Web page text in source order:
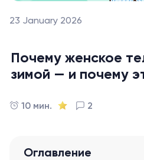
23 January 2026
Почему женское
зимой — и почему
10 мин. 2
Оглавление